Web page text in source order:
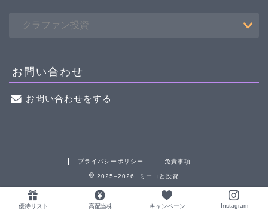
お問い合わせ
お問い合わせをする
プライバシーポリシー 免責事項
2025–2026 ミーコと投資
優待リスト 高配当株 キャンペーン Instagram